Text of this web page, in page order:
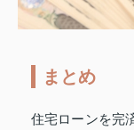
まとめ
住宅ローンを完